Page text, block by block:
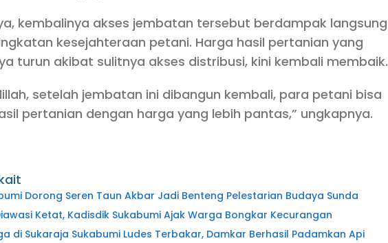
kembalinya akses jembatan tersebut berdampak langsung
kesejahteraan petani. Harga hasil pertanian yang
turun akibat sulitnya akses distribusi, kini kembali membaik.
setelah jembatan ini dibangun kembali, para petani bisa
pertanian dengan harga yang lebih pantas,” ungkapnya.
Dorong Seren Taun Akbar Jadi Benteng Pelestarian Budaya Sunda
Ketat, Kadisdik Sukabumi Ajak Warga Bongkar Kecurangan
di Sukaraja Sukabumi Ludes Terbakar, Damkar Berhasil Padamkan Api